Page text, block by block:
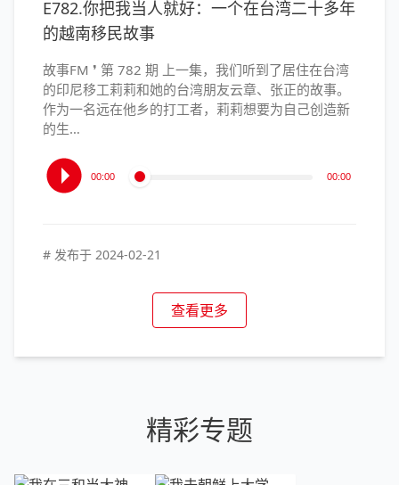
E782.你把我当人就好：一个在台湾二十多年
的越南移民故事
故事FM ❜ 第 782 期 上一集，我们听到了居住在台湾
的印尼移工莉莉和她的台湾朋友云章、张正的故事。
作为一名远在他乡的打工者，莉莉想要为自己创造新
的生…
音
频
器
00:00 00:00
# 发布于 2024-02-21
查看更多
精彩专题